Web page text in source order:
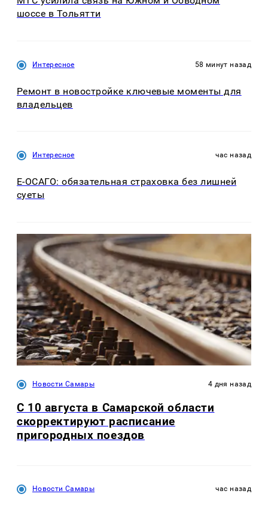
шоссе в Тольятти
Интересное 58 минут назад
Ремонт в новостройке ключевые моменты для
владельцев
Интересное час назад
Е-ОСАГО: обязательная страховка без лишней
суеты
Новости Самары 4 дня назад
С 10 августа в Самарской области
скорректируют расписание
пригородных поездов
Новости Самары час назад